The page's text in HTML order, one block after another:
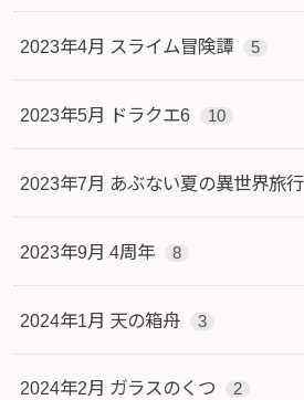
2023年4月 スライム冒険譚 5
2023年5月 ドラクエ6 10
2023年7月 あぶない夏の異世界旅行
2023年9月 4周年 8
2024年1月 天の箱舟 3
2024年2月 ガラスのくつ 2